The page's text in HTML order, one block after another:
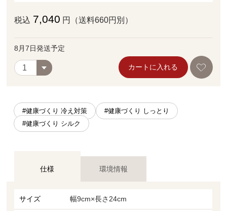
税込 7,040 円（送料660円別）
8月7日発送予定
カートに入れる
#健康づくり 冷え対策
#健康づくり しっとり
#健康づくり シルク
仕様 環境情報
サイズ 幅9cm×長さ24cm